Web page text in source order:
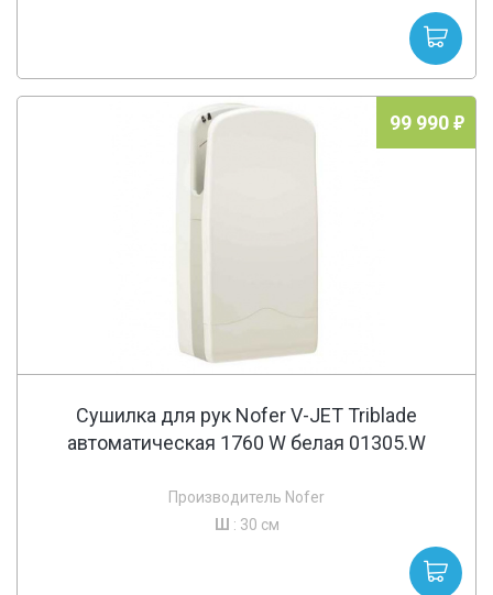
99 990
Сушилка для рук Nofer V-JET Triblade
автоматическая 1760 W белая 01305.W
Производитель Nofer
Ш : 30 см